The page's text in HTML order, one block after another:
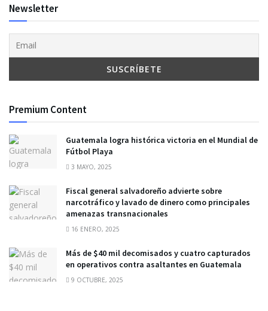
Newsletter
Premium Content
Guatemala logra histórica victoria en el Mundial de
Fútbol Playa
3 MAYO, 2025
Fiscal general salvadoreño advierte sobre
narcotráfico y lavado de dinero como principales
amenazas transnacionales
16 ENERO, 2025
Más de $40 mil decomisados y cuatro capturados
en operativos contra asaltantes en Guatemala
9 OCTUBRE, 2025